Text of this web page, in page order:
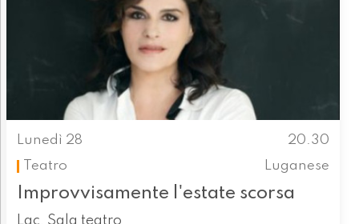
Lunedì 28
20.30
Teatro
Luganese
Improvvisamente l'estate scorsa